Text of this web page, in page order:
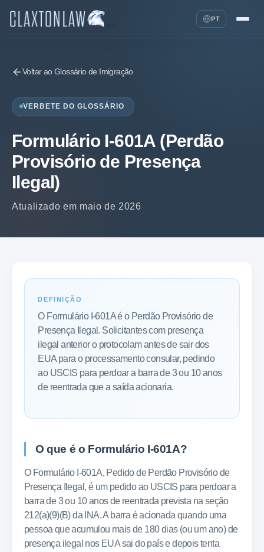
PT
Voltar ao Glossário de Imigração
VERBETE DO GLOSSÁRIO
Formulário I-601A (Perdão
Provisório de Presença
Ilegal)
Atualizado em maio de 2026
DEFINIÇÃO
O Formulário I-601A é o Perdão Provisório de
Presença Ilegal. Solicitantes com presença
ilegal anterior o protocolam antes de sair dos
EUA para o processamento consular, pedindo
ao USCIS para perdoar a barra de 3 ou 10 anos
de reentrada que a saída acionaria.
O que é o Formulário I-601A?
O Formulário I-601A, Pedido de Perdão Provisório de
Presença Ilegal, é um pedido ao USCIS para perdoar a
barra de 3 ou 10 anos de reentrada prevista na seção
212(a)(9)(B) da INA. A barra é acionada quando uma
pessoa que acumulou mais de 180 dias (ou um ano) de
presença ilegal nos EUA sai do país e depois tenta